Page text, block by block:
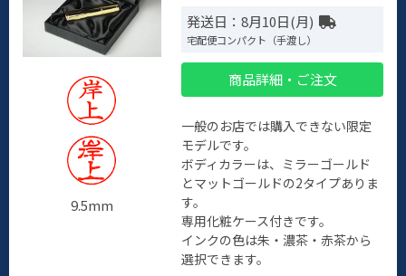
9.5mm
発送日：8月10日(月)
宅配便コンパクト（手渡し）
商品詳細・ご注文
一般のお店では購入できない限定
モデルです。
ボディカラーは、ミラーゴールド
とマットゴールドの2タイプありま
す。
専用化粧ケース付きです。
インクの色は朱・濃茶・赤茶から
選択できます。